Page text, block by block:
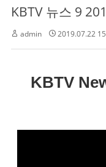
KBTV 뉴스 9
admin 2019.07.22
KBTV